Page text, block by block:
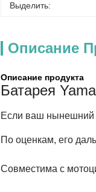
Выделить:
Описание
Описание продукта
Батарея
Если ваш нынешний
По оценкам, его
Совместима с